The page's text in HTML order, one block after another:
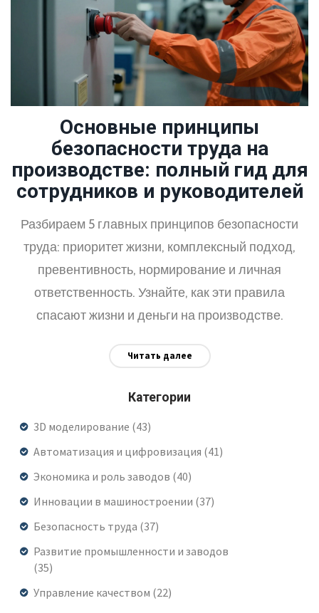
Основные принципы
безопасности труда на
производстве: полный гид для
сотрудников и руководителей
Разбираем 5 главных принципов безопасности
труда: приоритет жизни, комплексный подход,
превентивность, нормирование и личная
ответственность. Узнайте, как эти правила
спасают жизни и деньги на производстве.
Читать далее
Категории
3D моделирование (43)
Автоматизация и цифровизация (41)
Экономика и роль заводов (40)
Инновации в машиностроении (37)
Безопасность труда (37)
Развитие промышленности и заводов
(35)
Управление качеством (22)